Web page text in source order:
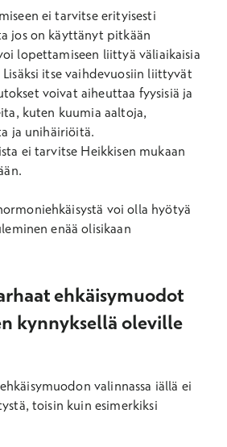
ei tarvitse erityisesti
jos on käyttänyt pitkään
lopettamiseen liittyä väliaikaisia
itse vaihdevuosiin liittyvät
voivat aiheuttaa fyysisiä ja
kuten kuumia aaltoja,
ja unihäiriöitä.
ei tarvitse Heikkisen mukaan
voi olla hyötyä
enää olisikaan
ehkäisymuodot
kynnyksellä oleville
valinnassa iällä ei
toisin kuin esimerkiksi